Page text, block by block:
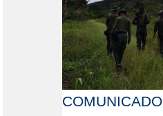
COMUNICADO